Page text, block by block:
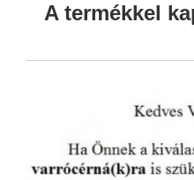
A termékkel